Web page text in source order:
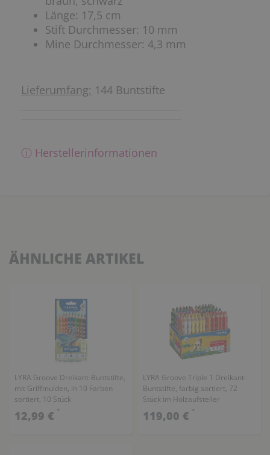
Länge: 17,5 cm
Stift Durchmesser: 10 mm
Mine Durchmesser: 4,3 mm
Lieferumfang: 144 Buntstifte
ⓘ Herstellerinformationen
ÄHNLICHE ARTIKEL
LYRA Groove Dreikant-Buntstifte,
mit Griffmulden, in 10 Farben
sortiert, 10 Stück
12,99 € *
LYRA Groove Triple 1 Dreikant-
Buntstifte, farbig sortiert, 72
Stück im Holzaufsteller
119,00 € *